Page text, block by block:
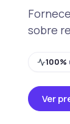
sobre
100%
Ver